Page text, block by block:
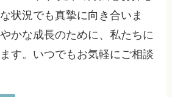
状況でも真摯に向き合いま
かな成長のために、私たちに
す。いつでもお気軽にご相談